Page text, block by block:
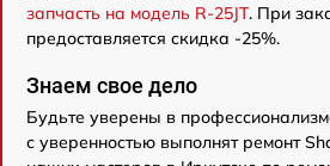
запчасть на модель R-25JT. При
предоставляется скидка -25%.
Знаем свое дело
Будьте уверены в
с уверенностью выполнят ремонт